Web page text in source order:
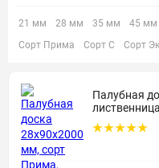
21 мм 28 мм 35 мм 45 мм
Сорт Прима
Сорт С Сорт
Палубная
лиственница